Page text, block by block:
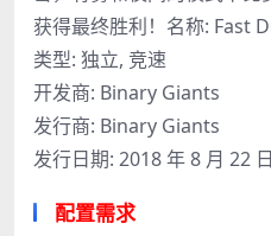
获得最终胜利！名称: Fast
类型: 独立, 竞速
开发商: Binary Giants
发行商: Binary Giants
发行日期: 2018 年 8 月 22 日
配置需求